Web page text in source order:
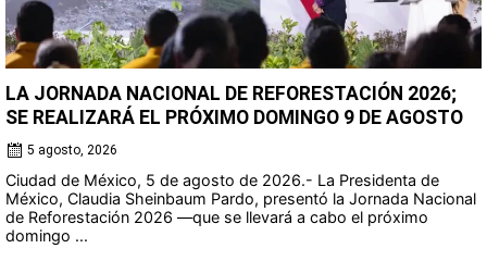
LA JORNADA NACIONAL DE REFORESTACIÓN 2026;
SE REALIZARÁ EL PRÓXIMO DOMINGO 9 DE AGOSTO
5 agosto, 2026
Ciudad de México, 5 de agosto de 2026.- La Presidenta de
México, Claudia Sheinbaum Pardo, presentó la Jornada Nacional
de Reforestación 2026 —que se llevará a cabo el próximo
domingo ...